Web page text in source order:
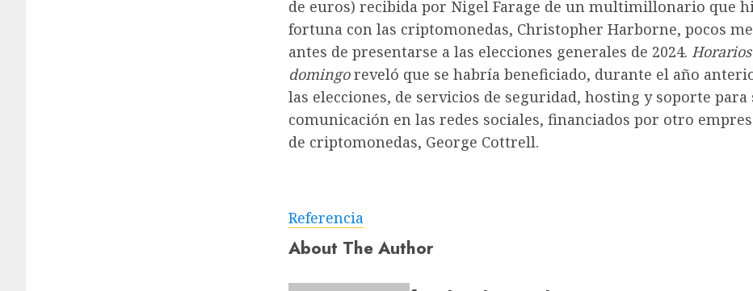
de euros) recibida por Nigel Farage de un multimillonario que
fortuna con las criptomonedas, Christopher Harborne, pocos
antes de presentarse a las elecciones generales de 2024.
domingoreveló que se habría beneficiado, durante el año
las elecciones, de servicios de seguridad, hosting y soporte para
comunicación en las redes sociales, financiados por otro
de criptomonedas, George Cottrell.
Referencia
About The Author